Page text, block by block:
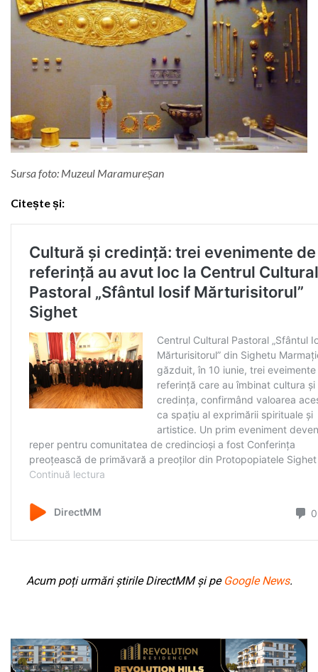
Sursa foto: Muzeul Maramureșan
Citește și:
Acum poți urmări știrile DirectMM și pe Google News.